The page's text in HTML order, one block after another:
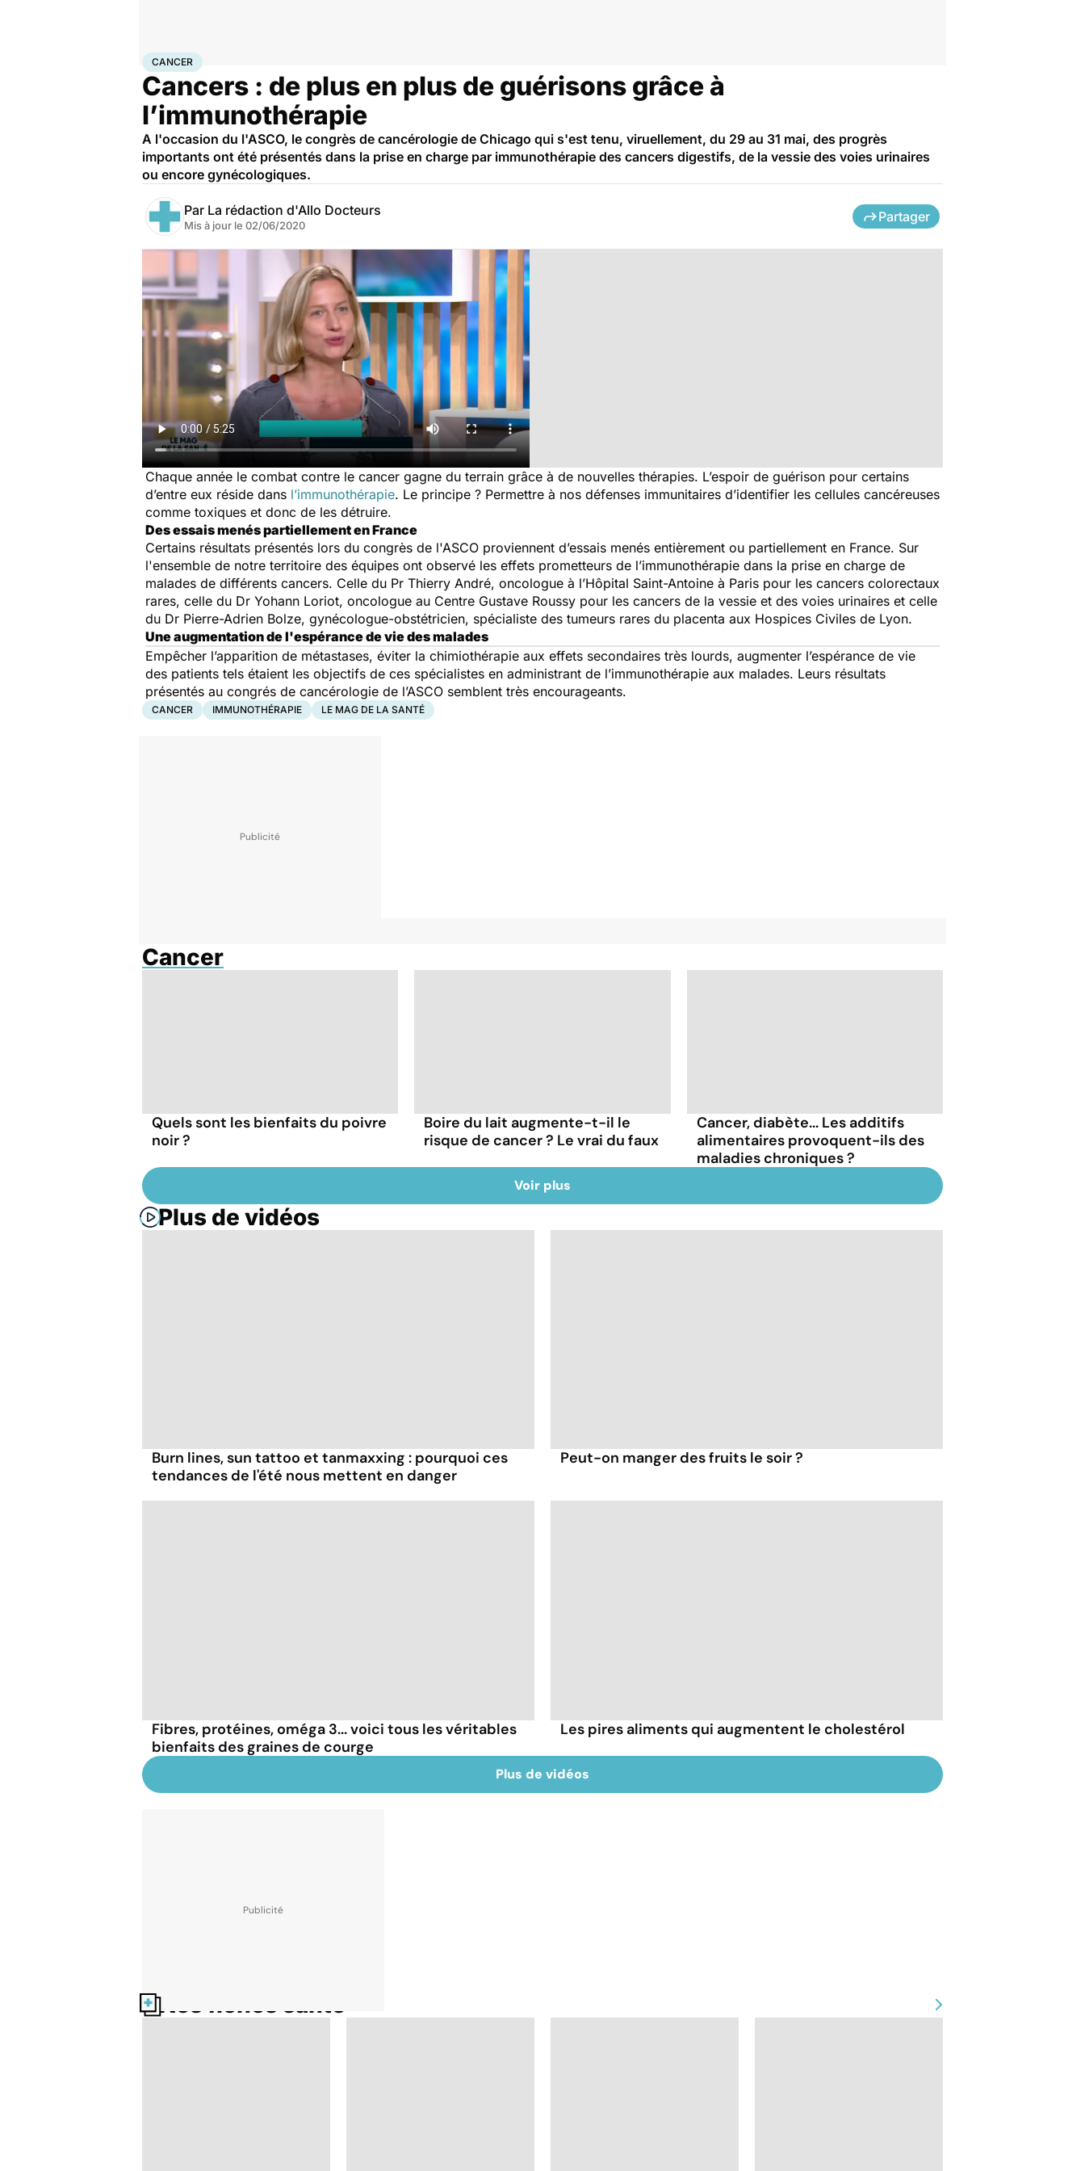
AccueilSanté
CANCER
Cancers : de plus en plus de guérisons grâce à
l’immunothérapie
A l'occasion du l'ASCO, le congrès de cancérologie de Chicago qui s'est tenu, viruellement, du 29 au 31 mai, des progrès
importants ont été présentés dans la prise en charge par immunothérapie des cancers digestifs, de la vessie des voies urinaires
ou encore gynécologiques.
Par La rédaction d'Allo Docteurs
Mis à jour le 02/06/2020
Partager
Chaque année le combat contre le cancer gagne du terrain grâce à de nouvelles thérapies. L’espoir de guérison pour certains
d’entre eux réside dans l’immunothérapie. Le principe ? Permettre à nos défenses immunitaires d’identifier les cellules cancéreuses
comme toxiques et donc de les détruire.
Des essais menés partiellement en France
Certains résultats présentés lors du congrès de l'ASCO proviennent d’essais menés entièrement ou partiellement en France. Sur
l'ensemble de notre territoire des équipes ont observé les effets prometteurs de l’immunothérapie dans la prise en charge de
malades de différents cancers. Celle du Pr Thierry André, oncologue à l’Hôpital Saint-Antoine à Paris pour les cancers colorectaux
rares, celle du Dr Yohann Loriot, oncologue au Centre Gustave Roussy pour les cancers de la vessie et des voies urinaires et celle
du Dr Pierre-Adrien Bolze, gynécologue-obstétricien, spécialiste des tumeurs rares du placenta aux Hospices Civiles de Lyon.
Une augmentation de l'espérance de vie des malades
Empêcher l’apparition de métastases, éviter la chimiothérapie aux effets secondaires très lourds, augmenter l’espérance de vie
des patients tels étaient les objectifs de ces spécialistes en administrant de l’immunothérapie aux malades. Leurs résultats
présentés au congrés de cancérologie de l’ASCO semblent très encourageants.
CANCER IMMUNOTHÉRAPIE LE MAG DE LA SANTÉ
Cancer
Quels sont les bienfaits du poivre
noir ?
Boire du lait augmente-t-il le
risque de cancer ? Le vrai du faux
Cancer, diabète... Les additifs
alimentaires provoquent-ils des
maladies chroniques ?
Voir plus
Plus de vidéos
Burn lines, sun tattoo et tanmaxxing : pourquoi ces
tendances de l'été nous mettent en danger
Peut-on manger des fruits le soir ?
Fibres, protéines, oméga 3... voici tous les véritables
bienfaits des graines de courge
Les pires aliments qui augmentent le cholestérol
Plus de vidéos
Nos fiches santé